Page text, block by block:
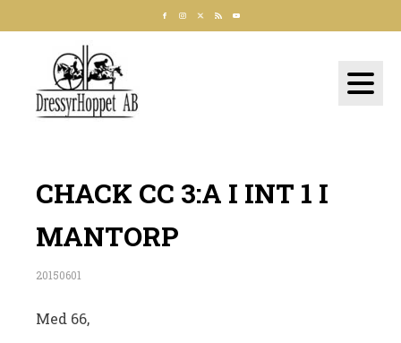
CHACK CC 3:A I INT 1 I
MANTORP
20150601
Med 66,